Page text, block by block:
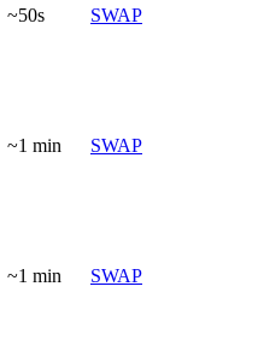
~50s SWAP
~1 min SWAP
~1 min SWAP